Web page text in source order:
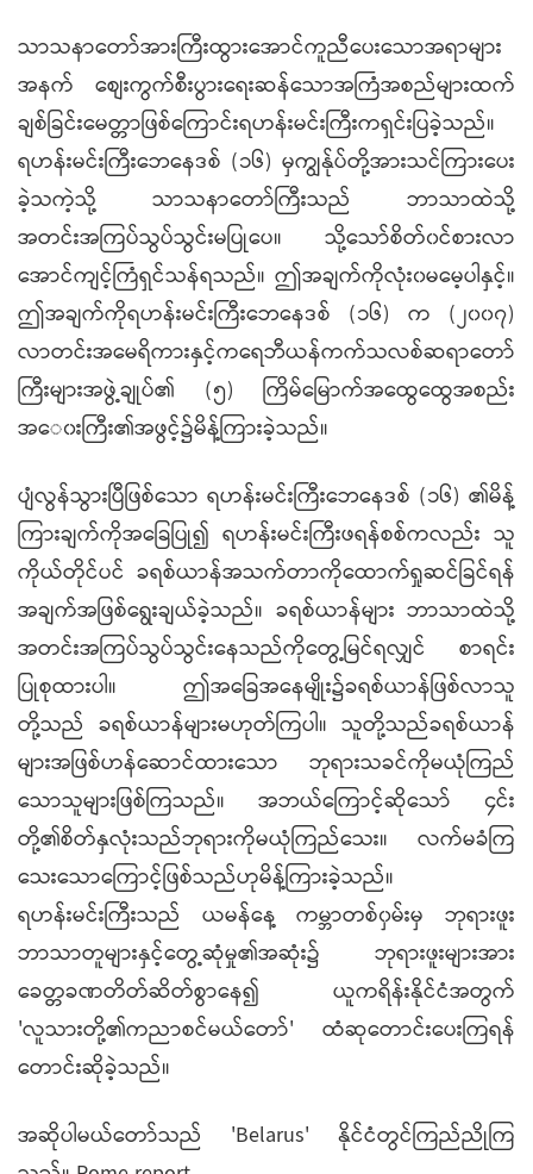
သာသနာတော်အားကြီးထွားအောင်ကူညီပေးသောအရာများ
အနက် စျေးကွက်စီးပွားရေးဆန်သောအကြံအစည်များထက်
ချစ်ခြင်းမေတ္တာဖြစ်ကြောင်းရဟန်းမင်းကြီးကရှင်းပြခဲ့သည်။
ရဟန်းမင်းကြီးဘေနေဒစ် (၁၆) မှကျွန်ုပ်တို့အားသင်ကြားပေး
ခဲ့သကဲ့သို့ သာသနာတော်ကြီးသည် ဘာသာထဲသို့
အတင်းအကြပ်သွပ်သွင်းမပြုပေ။ သို့သော်စိတ်၀င်စားလာ
အောင်ကျင့်ကြံရှင်သန်ရသည်။ ဤအချက်ကိုလုံး၀မမေ့ပါနှင့်။
ဤအချက်ကိုရဟန်းမင်းကြီးဘေနေဒစ် (၁၆) က (၂၀၀၇)
လာတင်းအမေရိကားနှင့်ကရေဘီယန်ကက်သလစ်ဆရာတော်
ကြီးများအဖွဲ့ချုပ်၏ (၅) ကြိမ်မြောက်အထွေထွေအစည်း
အ‌ေ၀းကြီး၏အဖွင့်၌မိန့်ကြားခဲ့သည်။
ပျံလွန်သွားပြီဖြစ်သော ရဟန်းမင်းကြီးဘေနေဒစ် (၁၆) ၏မိန့်
ကြားချက်ကိုအခြေပြု၍ ရဟန်းမင်းကြီးဖရန်စစ်ကလည်း သူ
ကိုယ်တိုင်ပင် ခရစ်ယာန်အသက်တာကိုထောက်ရှုဆင်ခြင်ရန်
အချက်အဖြစ်ရွေးချယ်ခဲ့သည်။ ခရစ်ယာန်များ ဘာသာထဲသို့
အတင်းအကြပ်သွပ်သွင်းနေသည်ကိုတွေ့မြင်ရလျှင် စာရင်း
ပြုစုထားပါ။ ဤအခြေအနေမျိုး၌ခရစ်ယာန်ဖြစ်လာသူ
တို့သည် ခရစ်ယာန်များမဟုတ်ကြပါ။ သူတို့သည်ခရစ်ယာန်
များအဖြစ်ဟန်ဆောင်ထားသော ဘုရားသခင်ကိုမယုံကြည်
သောသူများဖြစ်ကြသည်။ အဘယ်ကြောင့်ဆိုသော် ၄င်း
တို့၏စိတ်နှလုံးသည်ဘုရားကိုမယုံကြည်သေး။ လက်မခံကြ
သေးသောကြောင့်ဖြစ်သည်ဟုမိန့်ကြားခဲ့သည်။
ရဟန်းမင်းကြီးသည် ယမန်နေ့ ကမ္ဘာတစ်၀ှမ်းမှ ဘုရားဖူး
ဘာသာတူများနှင့်တွေ့ဆုံမှု၏အဆုံး၌ ဘုရားဖူးများအား
ခေတ္တခဏတိတ်ဆိတ်စွာနေ၍ ယူကရိန်းနိုင်ငံအတွက်
'လူသားတို့၏ကညာစင်မယ်တော်' ထံဆုတောင်းပေးကြရန်
တောင်းဆိုခဲ့သည်။
အဆိုပါမယ်တော်သည် 'Belarus' နိုင်ငံတွင်ကြည်ညိုကြ